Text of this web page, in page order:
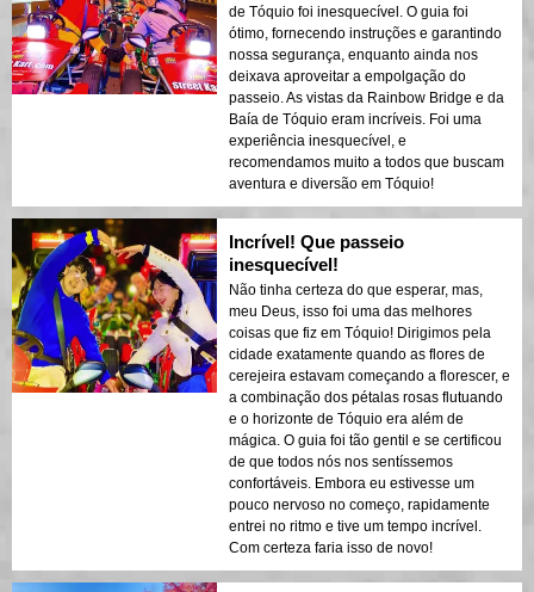
de Tóquio foi inesquecível. O guia foi
ótimo, fornecendo instruções e garantindo
nossa segurança, enquanto ainda nos
deixava aproveitar a empolgação do
passeio. As vistas da Rainbow Bridge e da
Baía de Tóquio eram incríveis. Foi uma
experiência inesquecível, e
recomendamos muito a todos que buscam
aventura e diversão em Tóquio!
Incrível! Que passeio
inesquecível!
Não tinha certeza do que esperar, mas,
meu Deus, isso foi uma das melhores
coisas que fiz em Tóquio! Dirigimos pela
cidade exatamente quando as flores de
cerejeira estavam começando a florescer, e
a combinação dos pétalas rosas flutuando
e o horizonte de Tóquio era além de
mágica. O guia foi tão gentil e se certificou
de que todos nós nos sentíssemos
confortáveis. Embora eu estivesse um
pouco nervoso no começo, rapidamente
entrei no ritmo e tive um tempo incrível.
Com certeza faria isso de novo!